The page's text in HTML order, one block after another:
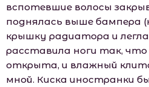
вспотевшие волосы
поднялась выше бампера
крышку радиатора и
расставила ноги так, что
открыта, и влажный
мной. Киска иностранки